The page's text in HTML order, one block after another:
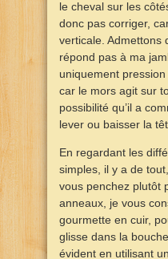
le cheval sur les
donc pas corriger,
verticale. Admettons
répond pas à ma
uniquement
car le mors agit sur
possibilité qu’il a
lever ou baisser la
En regardant les
simples, il y a de
vous penchez plutôt
anneaux, je vous
gourmette en cuir,
glisse dans la
évident en utilisant